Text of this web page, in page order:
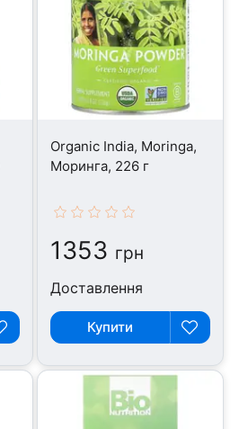
Organic India, Moringa,
Моринга, 226 г
1353 грн
Доставлення
Купити